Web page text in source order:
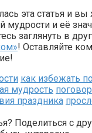
эта статья и вы
мудрости и её
заглянуть в
! Оставляйте
как избежать
мудрость
праздника
Поделиться с